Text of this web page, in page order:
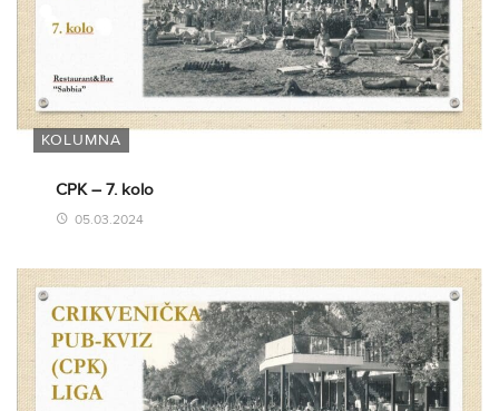
KOLUMNA
CPK – 7. kolo
05.03.2024